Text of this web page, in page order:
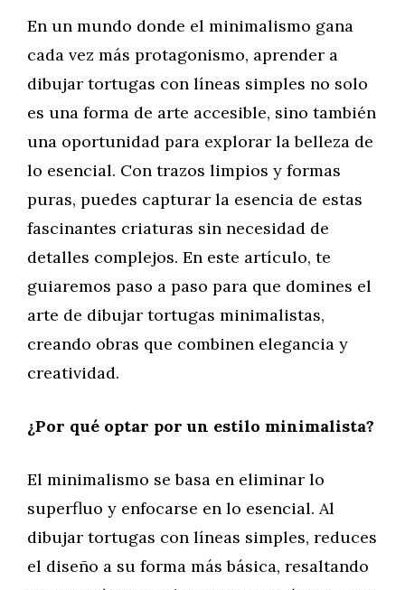
En un mundo donde el minimalismo gana
cada vez más protagonismo, aprender a
dibujar tortugas con líneas simples no solo
es una forma de arte accesible, sino también
una oportunidad para explorar la belleza de
lo esencial. Con trazos limpios y formas
puras, puedes capturar la esencia de estas
fascinantes criaturas sin necesidad de
detalles complejos. En este artículo, te
guiaremos paso a paso para que domines el
arte de dibujar tortugas minimalistas,
creando obras que combinen elegancia y
creatividad.
¿Por qué optar por un estilo minimalista?
El minimalismo se basa en eliminar lo
superfluo y enfocarse en lo esencial. Al
dibujar tortugas con líneas simples, reduces
el diseño a su forma más básica, resaltando